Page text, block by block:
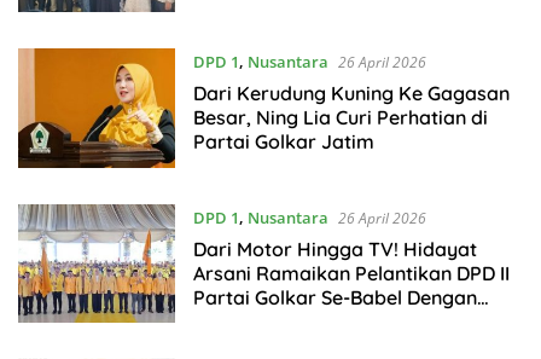
DPD 1, Nusantara 26 April 2026
Dari Kerudung Kuning Ke Gagasan
Besar, Ning Lia Curi Perhatian di
Partai Golkar Jatim
DPD 1, Nusantara 26 April 2026
Dari Motor Hingga TV! Hidayat
Arsani Ramaikan Pelantikan DPD II
Partai Golkar Se-Babel Dengan